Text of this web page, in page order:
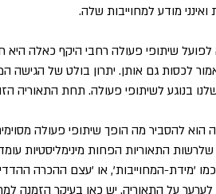
מודע למחוייבות שלה.
לפועל שיתופי פעולה רחבי היקף כאלה
לכסות גם אותן. יתרון בולט של הגישה
בנוגע לשיתופי פעולה. תחת התאוריה
להסביר מה הופך שיתופי פעולה
התאוריות הפחות מינימליסטיות
'מידת-המחוייבות', או 'עצם ההכרה
לערער על התאוריה. יש כאן בעיקר הזמנה